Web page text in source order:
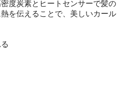
度炭素とヒートセンサーで髪の
を伝えることで、美しいカール